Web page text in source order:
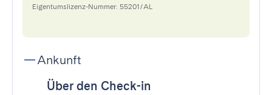
Eigentumslizenz-Nummer: 55201/AL
Ankunft
Über den Check-in